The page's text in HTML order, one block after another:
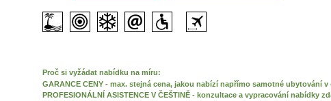
Proč si vyžádat nabídku na míru:
GARANCE CENY - max. stejná cena, jakou nabízí napřímo samotné ubytování v
PROFESIONÁLNÍ ASISTENCE V ČEŠTINĚ - konzultace a vypracování nabídky